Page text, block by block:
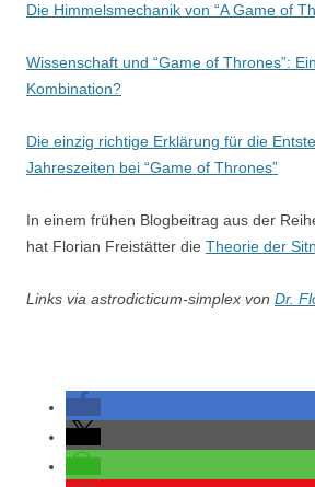
Die Himmelsmechanik von “A Game of
Wissenschaft und “Game of Thrones”:
Kombination?
Die einzig richtige Erklärung für die
Jahreszeiten bei “Game of Thrones”
In einem frühen Blogbeitrag aus der
hat Florian Freistätter die Theorie der
Links via astrodicticum-simplex von Dr.